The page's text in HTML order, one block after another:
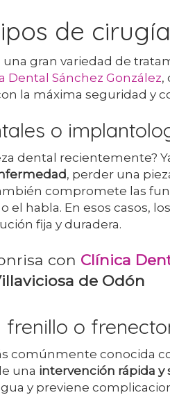
de
una gran variedad de
Dental Sánchez González,
la máxima seguridad y
o
dental recientemente?
, perder una
compromete las
el habla. En esos casos, los
fija y duradera.
con Clínica
de Odón
frenillo o
comúnmente conocida
una intervención rápida y
y previene